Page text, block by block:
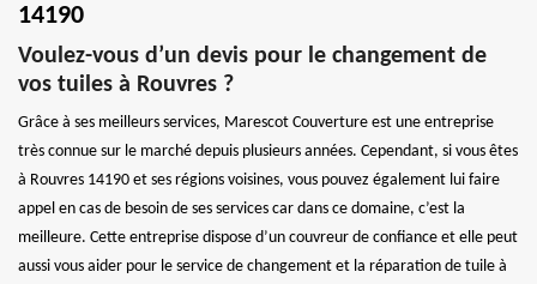
14190
Voulez-vous d’un devis pour le changement de
vos tuiles à Rouvres ?
Grâce à ses meilleurs services, Marescot Couverture est une entreprise
très connue sur le marché depuis plusieurs années. Cependant, si vous êtes
à Rouvres 14190 et ses régions voisines, vous pouvez également lui faire
appel en cas de besoin de ses services car dans ce domaine, c’est la
meilleure. Cette entreprise dispose d’un couvreur de confiance et elle peut
aussi vous aider pour le service de changement et la réparation de tuile à